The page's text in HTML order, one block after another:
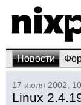
Новости
17 июля 2002,
Linux